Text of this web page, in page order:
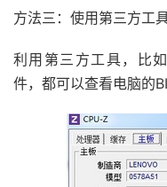
方法三：使用第三方工
利用第三方工具，比
件，都可以查看电脑的